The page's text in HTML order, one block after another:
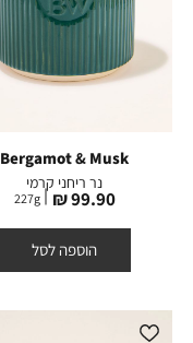
Bergamot & Musk
נר ריחני קרמי
מחיר
מוצר
99.90 ₪
227g
הוספה לסל